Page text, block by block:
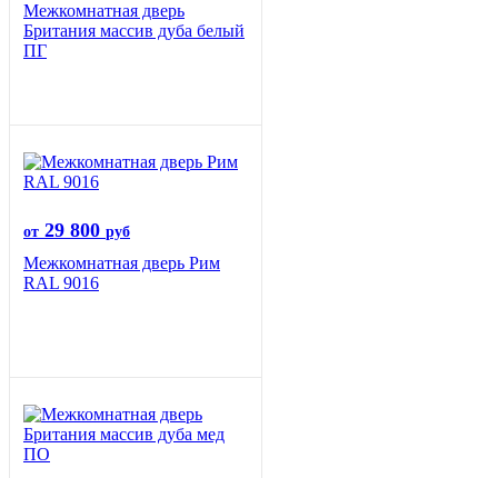
Межкомнатная дверь
Британия массив дуба белый
ПГ
от 29 800 руб
Межкомнатная дверь Рим
RAL 9016